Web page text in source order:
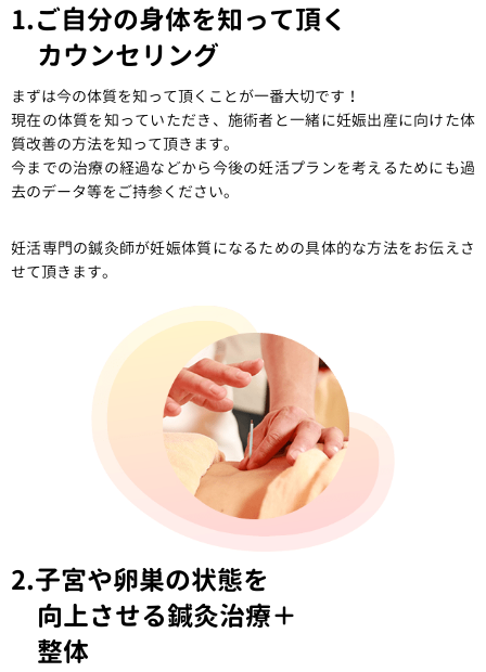
1.ご自分の身体を知って頂く
カウンセリング
まずは今の体質を知って頂くことが一番大切です！
現在の体質を知っていただき、施術者と一緒に妊娠出産に向けた体
質改善の方法を知って頂きます。
今までの治療の経過などから今後の妊活プランを考えるためにも過
去のデータ等をご持参ください。
妊活専門の鍼灸師が妊娠体質になるための具体的な方法をお伝えさ
せて頂きます。
2.子宮や卵巣の状態を
向上させる鍼灸治療＋
整体